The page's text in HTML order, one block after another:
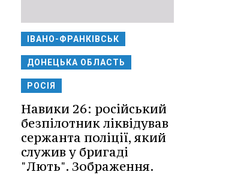
ІВАНО-ФРАНКІВСЬК
ДОНЕЦЬКА ОБЛАСТЬ
РОСІЯ
Навики 26: російський
безпілотник ліквідував
сержанта поліції, який
служив у бригаді
"Лють". Зображення.